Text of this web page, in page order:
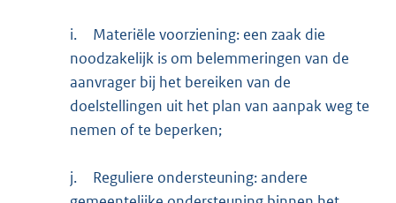
i.
Materiële voorziening: een zaak die
noodzakelijk is om belemmeringen van de
aanvrager bij het bereiken van de
doelstellingen uit het plan van aanpak weg te
nemen of te beperken;
j.
Reguliere ondersteuning: andere